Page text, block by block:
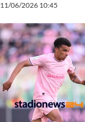
11/06/2026 10:45